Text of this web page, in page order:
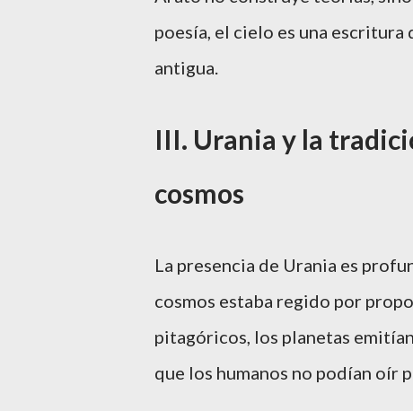
poesía, el cielo es una escritura
antigua.
III. Urania y la
cosmos
La presencia de Urania es
cosmos estaba regido por
pitagóricos, los planetas
que los humanos no podían oír